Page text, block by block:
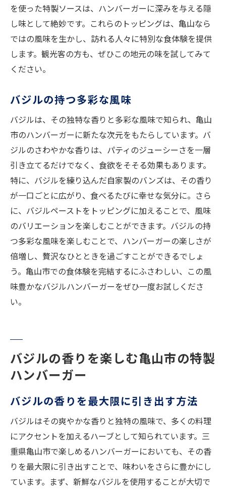
を使った特製ソースは、ハンバーガーに深みを与える隠
し味として絶妙です。これらのトッピングは、亀山なら
ではの風味を生かし、訪れる人々に特別な食体験を提供
します。観光客の方も、ぜひこの地元の味を試してみて
ください。
バジルの持つ多彩な風味
バジルは、その独特な香りと多彩な風味で知られ、亀山
市のハンバーガーに新たな次元をもたらしています。バ
ジルのさわやかな香りは、パティのジューシーさを一層
引き立てるだけでなく、食欲をそそる効果もあります。
特に、バジルを練り込んだ自家製のバンズは、その香り
が一口ごとに広がり、食べるたびに幸せな気分に。さら
に、バジルペーストをトッピングに加えることで、風味
のバリエーションを楽しむことができます。バジルの持
つ多彩な風味を楽しむことで、ハンバーガーの楽しさが
倍増し、贅沢なひとときを過ごすことができるでしょ
う。亀山市での食体験を完結するにふさわしい、この風
味豊かなバジルハンバーガーをぜひ一度お試しくださ
い。
バジルの香りを楽しむ亀山市の特製
ハンバーガー
バジルの香りを最大限に引き出す方法
バジルはその爽やかな香りと独特の風味で、多くの料理
にアクセントを加えるハーブとして知られています。三
重県亀山市で楽しめるハンバーガーにおいても、その香
りを最大限に引き出すことで、味わいをさらに豊かにし
ています。まず、新鮮なバジルを使用することが大切で